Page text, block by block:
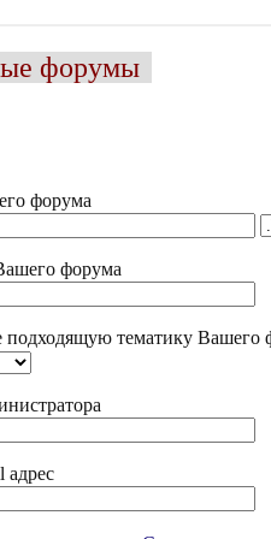
форумы
форума
форума
подходящую тематику Вашего
адрес